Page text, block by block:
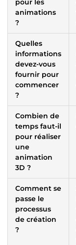
pour les
animations
?
Quelles
informations
devez-vous
fournir pour
commencer
?
Combien de
temps faut-il
pour réaliser
une
animation
3D ?
Comment se
passe le
processus
de création
?